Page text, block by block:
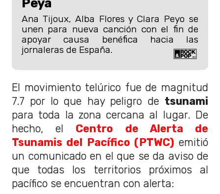
Peya
Ana Tijoux, Alba Flores y Clara Peyo se
unen para nueva canción con el fin de
apoyar causa benéfica hacia las
jornaleras de España.
El movimiento telúrico fue de magnitud
7.7 por lo que hay peligro de tsunami
para toda la zona cercana al lugar. De
hecho, el Centro de Alerta de
Tsunamis del Pacífico (PTWC) emitió
un comunicado en el que se da aviso de
que todas los territorios próximos al
pacífico se encuentran con alerta: